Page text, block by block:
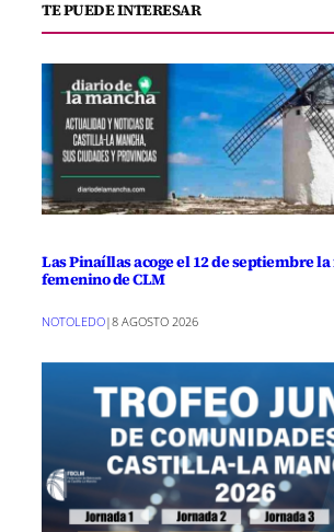
TE PUEDE INTERESAR
Las Pinaíllas acoge el 12 de septiembre
femenino de CLM
NOTOLEDO|8 AGOSTO 2026